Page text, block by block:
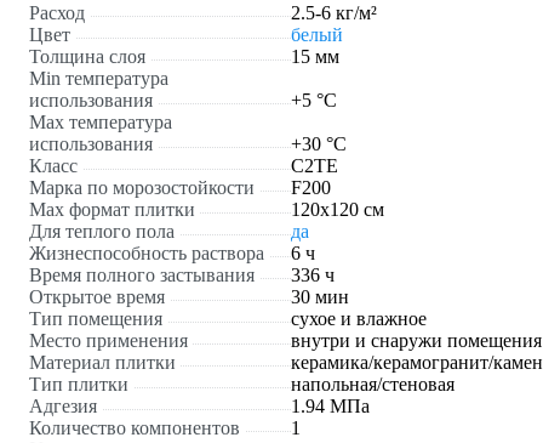
Расход
2.5-6 кг/м²
Цвет
белый
Толщина слоя
15 мм
Min температура
использования
+5 °С
Max температура
использования
+30 °С
Класс
С2ТЕ
Марка по морозостойкости
F200
Max формат плитки
120х120 см
Для теплого пола
да
Жизнеспособность раствора
6 ч
Время полного застывания
336 ч
Открытое время
30 мин
Тип помещения
сухое и влажное
Место применения
внутри и снаружи помещения
Материал плитки
керамика/керамогранит/
Тип плитки
напольная/стеновая
Адгезия
1.94 МПа
Количество компонентов
1